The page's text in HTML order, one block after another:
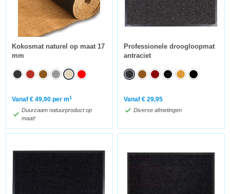
Kokosmat naturel op maat 17
mm
Vanaf € 49,90 per m1
Duurzaam natuurproduct op
maat!
Professionele droogloopmat
antraciet
Vanaf € 29,95
Diverse afmetingen